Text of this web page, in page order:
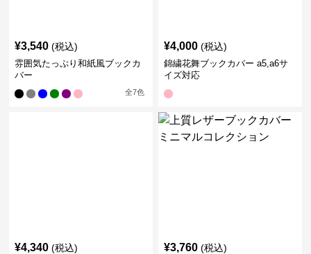
¥3,540 (税込)
雰囲気たっぷり和紙風ブックカ
バー
全7色
¥4,000 (税込)
錦繍花舞ブックカバー a5,a6サ
イズ対応
¥4,340 (税込) ¥3,760 (税込)